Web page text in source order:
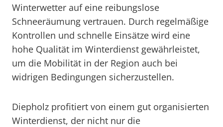
Winterwetter auf eine reibungslose
Schneeräumung vertrauen. Durch regelmäßige
Kontrollen und schnelle Einsätze wird eine
hohe Qualität im Winterdienst gewährleistet,
um die Mobilität in der Region auch bei
widrigen Bedingungen sicherzustellen.
Diepholz profitiert von einem gut organisierten
Winterdienst, der nicht nur die